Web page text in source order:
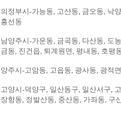
의정부시-가능동, 고산동, 금오동, 낙
흥선동
남양주시-가운동, 금곡동, 다산동, 도
금동, 진건읍, 퇴계원면, 평내동, 호평
양주시-고암동, 고읍동, 광사동, 광적
고양시-덕양구, 일산동구, 일산서구,
장항동, 정발산동, 중산동, 가좌동, 구